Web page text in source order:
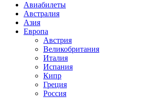
Авиабилеты
Австралия
Азия
Европа
Австрия
Великобритания
Италия
Испания
Кипр
Греция
Россия